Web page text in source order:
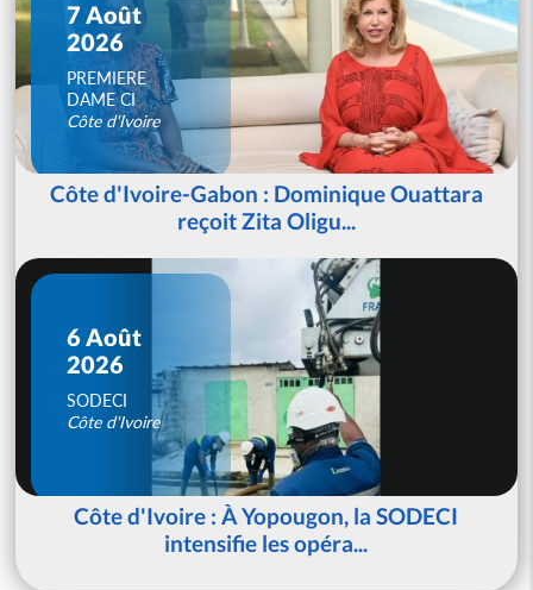
7 Août
2026
PREMIERE
DAME CI
Côte d'Ivoire
Côte d'Ivoire-Gabon : Dominique Ouattara
reçoit Zita Oligu...
6 Août
2026
SODECI
Côte d'Ivoire
Côte d'Ivoire : À Yopougon, la SODECI
intensifie les opéra...